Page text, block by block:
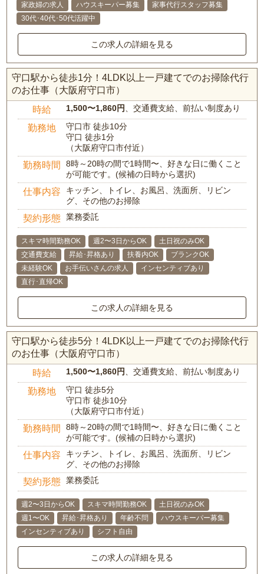
家政婦の求人
ハウスキーパー募集
家事代行スタッフ募集
30代･40代･50代活躍中
この求人の詳細を見る
守口駅から徒歩1分！4LDK以上一戸建てでのお掃除代行
のお仕事（大阪府守口市）
時給 1,500〜1,860円、交通費支給、前払い制度あり
勤務地
守口市 徒歩10分
守口 徒歩1分
（大阪府守口市付近）
勤務時間
8時～20時の間で1時間〜、好きな日に働くこと
が可能です。(候補の日時から選択)
仕事内容
キッチン、トイレ、お風呂、洗面所、リビン
グ、その他のお掃除
契約形態 業務委託
スキマ時間勤務OK 週2〜3日からOK
土日祝のみOK
交通費支給
昇給･昇格あり 扶養内OK
ブランクOK
未経験OK
お手伝いさんの求人
インセンティブあり
直行･直帰OK
この求人の詳細を見る
守口駅から徒歩5分！4LDK以上一戸建てでのお掃除代行
のお仕事（大阪府守口市）
時給 1,500〜1,860円、交通費支給、前払い制度あり
勤務地
守口 徒歩5分
守口市 徒歩10分
（大阪府守口市付近）
勤務時間
8時～20時の間で1時間〜、好きな日に働くこと
が可能です。(候補の日時から選択)
仕事内容
キッチン、トイレ、お風呂、洗面所、リビン
グ、その他のお掃除
契約形態 業務委託
週2〜3日からOK スキマ時間勤務OK
土日祝のみOK
週1〜OK
昇給･昇格あり 年齢不問
ハウスキーパー募集
インセンティブあり
シフト自由
この求人の詳細を見る